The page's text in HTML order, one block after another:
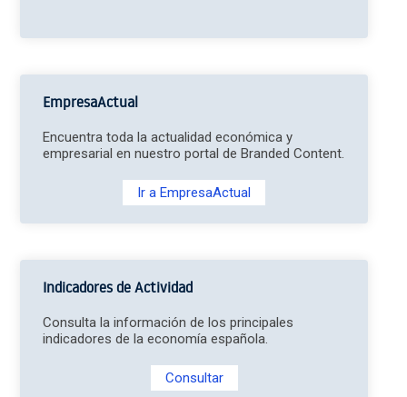
EmpresaActual
Encuentra toda la actualidad económica y
empresarial en nuestro portal de Branded Content.
Ir a EmpresaActual
Indicadores de Actividad
Consulta la información de los principales
indicadores de la economía española.
Consultar